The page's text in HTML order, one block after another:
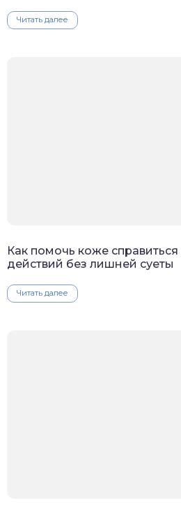
Читать далее
Как помочь коже справиться
действий без лишней суеты
Читать далее